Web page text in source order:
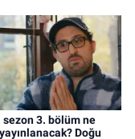
sezon 3. bölüm ne
Doğu